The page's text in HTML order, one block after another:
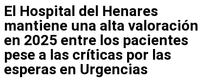
El Hospital del Henares
mantiene una alta valoración
en 2025 entre los pacientes
pese a las críticas por las
esperas en Urgencias